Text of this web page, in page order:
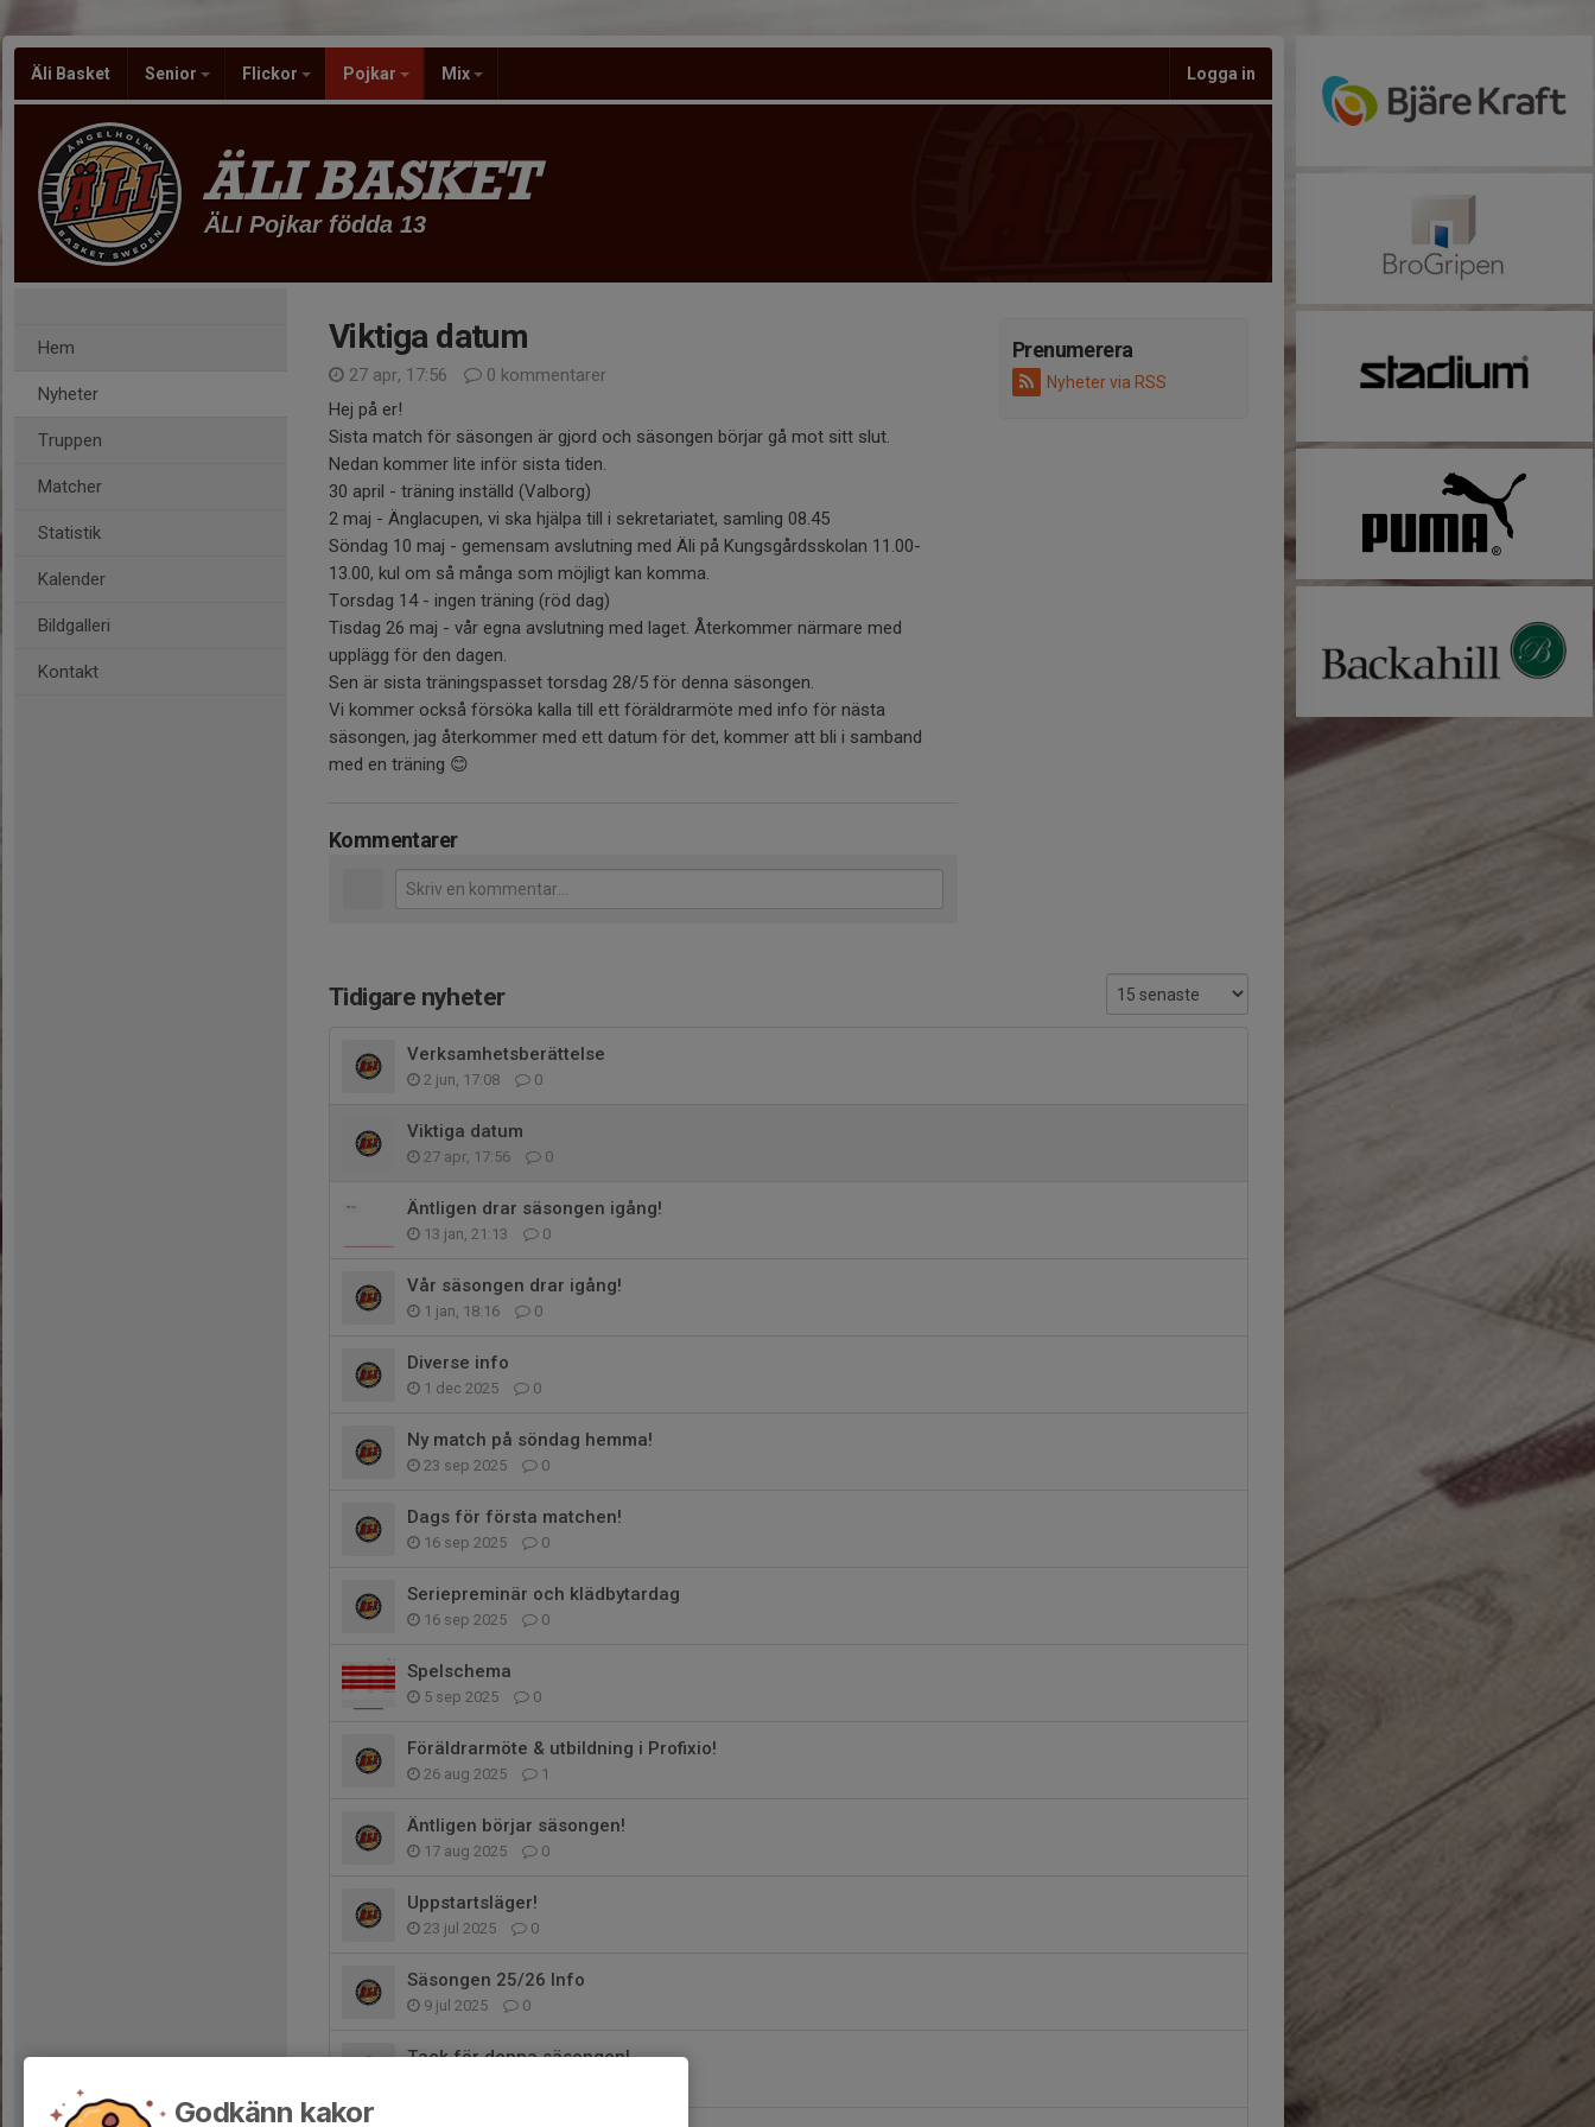
Äli Basket Senior Flickor Pojkar Mix Logga in
ÄLI BASKET
ÄLI Pojkar födda 13
Hem
Nyheter
Truppen
Matcher
Statistik
Kalender
Bildgalleri
Kontakt
Prenumerera
Nyheter via RSS
Viktiga datum
27 apr, 17:56
0 kommentarer
Hej på er!
Sista match för säsongen är gjord och säsongen börjar gå mot sitt slut.
Nedan kommer lite inför sista tiden.
30 april - träning inställd (Valborg)
2 maj - Änglacupen, vi ska hjälpa till i sekretariatet, samling 08.45
Söndag 10 maj - gemensam avslutning med Äli på Kungsgårdsskolan 11.00-
13.00, kul om så många som möjligt kan komma.
Torsdag 14 - ingen träning (röd dag)
Tisdag 26 maj - vår egna avslutning med laget. Återkommer närmare med
upplägg för den dagen.
Sen är sista träningspasset torsdag 28/5 för denna säsongen.
Vi kommer också försöka kalla till ett föräldrarmöte med info för nästa
säsongen, jag återkommer med ett datum för det, kommer att bli i samband
med en träning 😊
Kommentarer
Tidigare nyheter
Verksamhetsberättelse
2 jun, 17:08 0
Viktiga datum
27 apr, 17:56 0
Äntligen drar säsongen igång!
13 jan, 21:13 0
Vår säsongen drar igång!
1 jan, 18:16 0
Diverse info
1 dec 2025 0
Ny match på söndag hemma!
23 sep 2025 0
Dags för första matchen!
16 sep 2025 0
Seriepreminär och klädbytardag
16 sep 2025 0
Spelschema
5 sep 2025 0
Föräldrarmöte & utbildning i Profixio!
26 aug 2025 1
Äntligen börjar säsongen!
17 aug 2025 0
Uppstartsläger!
23 jul 2025 0
Säsongen 25/26 Info
9 jul 2025 0
Tack för denna säsongen!
Godkänn kakor